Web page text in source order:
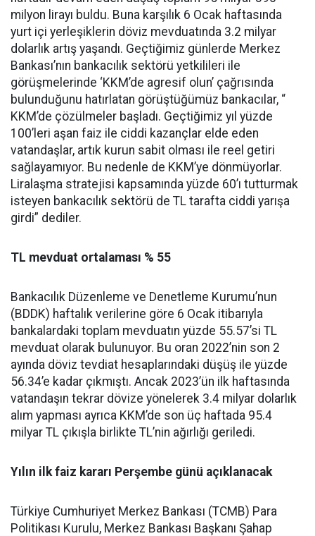
milyon lirayı buldu. Buna karşılık 6 Ocak haftasında
yurt içi yerleşiklerin döviz mevduatında 3.2 milyar
dolarlık artış yaşandı. Geçtiğimiz günlerde Merkez
Bankası’nın bankacılık sektörü yetkilileri ile
görüşmelerinde ‘KKM’de agresif olun’ çağrısında
bulunduğunu hatırlatan görüştüğümüz bankacılar, “
KKM’de çözülmeler başladı. Geçtiğimiz yıl yüzde
100’leri aşan faiz ile ciddi kazançlar elde eden
vatandaşlar, artık kurun sabit olması ile reel getiri
sağlayamıyor. Bu nedenle de KKM’ye dönmüyorlar.
Liralaşma stratejisi kapsamında yüzde 60’ı tutturmak
isteyen bankacılık sektörü de TL tarafta ciddi yarışa
girdi” dediler.
TL mevduat ortalaması % 55
Bankacılık Düzenleme ve Denetleme Kurumu’nun
(BDDK) haftalık verilerine göre 6 Ocak itibarıyla
bankalardaki toplam mevduatın yüzde 55.57’si TL
mevduat olarak bulunuyor. Bu oran 2022’nin son 2
ayında döviz tevdiat hesaplarındaki düşüş ile yüzde
56.34’e kadar çıkmıştı. Ancak 2023’ün ilk haftasında
vatandaşın tekrar dövize yönelerek 3.4 milyar dolarlık
alım yapması ayrıca KKM’de son üç haftada 95.4
milyar TL çıkışla birlikte TL’nin ağırlığı geriledi.
Yılın ilk faiz kararı Perşembe günü açıklanacak
Türkiye Cumhuriyet Merkez Bankası (TCMB) Para
Politikası Kurulu, Merkez Bankası Başkanı Şahap